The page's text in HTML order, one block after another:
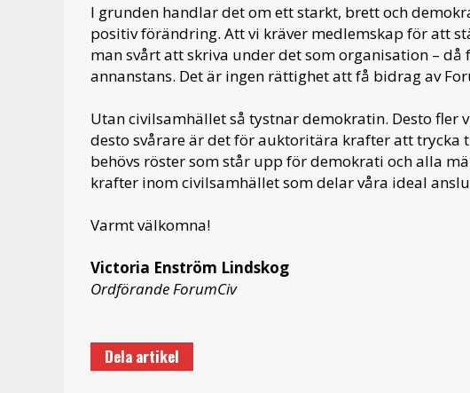
I grunden handlar det om ett starkt, brett och
positiv förändring. Att vi kräver medlemskap för att
man svårt att skriva under det som organisation – då
annanstans. Det är ingen rättighet att få bidrag av
Utan civilsamhället så tystnar demokratin. Desto fler
desto svårare är det för auktoritära krafter att trycka
behövs röster som står upp för demokrati och alla
krafter inom civilsamhället som delar våra ideal
Varmt välkomna!
Victoria Enström Lindskog
Ordförande ForumCiv
Dela artikel